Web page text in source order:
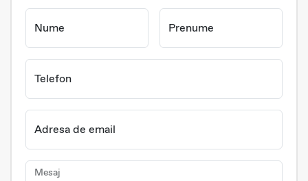
Nume Prenume
Telefon
Adresa de email
Mesaj